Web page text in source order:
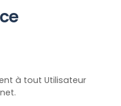
à tout Utilisateur